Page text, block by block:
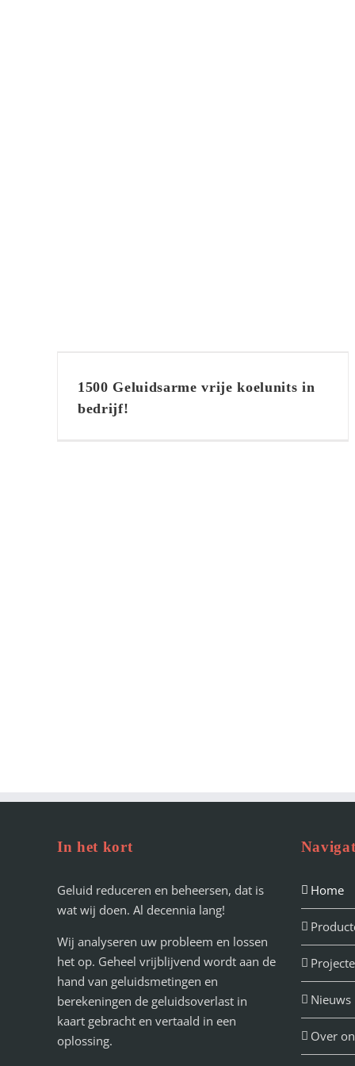
in bedrijf!
1500 Geluidsarme vrije koelunits in
bedrijf!
In het kort
Geluid reduceren en beheersen, dat is
wat wij doen. Al decennia lang!
Wij analyseren uw probleem en lossen
het op. Geheel vrijblijvend wordt aan de
hand van geluidsmetingen en
berekeningen de geluidsoverlast in
kaart gebracht en vertaald in een
oplossing.
Home
Nieuws
Over